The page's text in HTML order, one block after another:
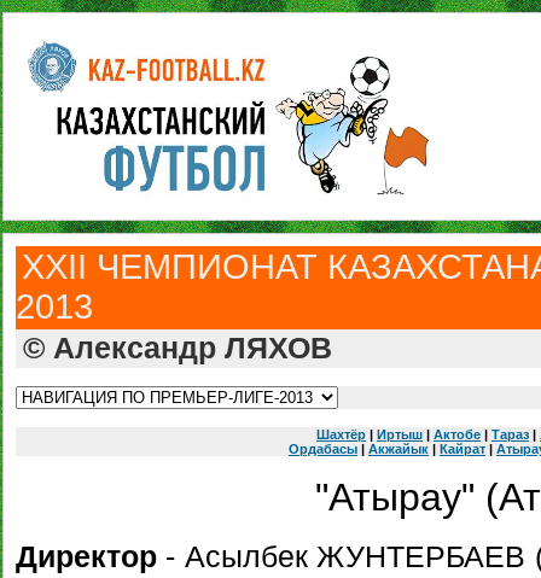
ХXII ЧЕМПИОНАТ
2013
© Александр ЛЯХОВ
Шахтёр | Иртыш | Актобе | Тараз |
Ордабасы | Акжайык | Кайрат |
"Атырау"
Директор - Асылбек ЖУНТЕРБАЕВ